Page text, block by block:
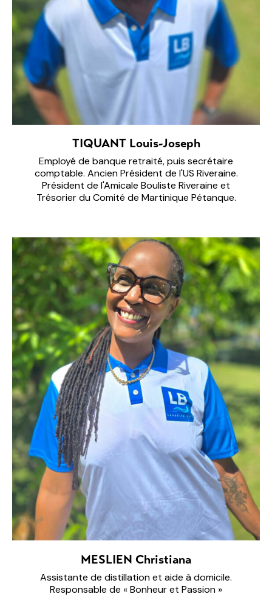
TIQUANT Louis-Joseph
Employé de banque retraité, puis secrétaire
comptable. Ancien Président de l'US Riveraine.
Président de l'Amicale Bouliste Riveraine et
Trésorier du Comité de Martinique Pétanque.
MESLIEN Christiana
Assistante de distillation et aide à domicile.
Responsable de « Bonheur et Passion »